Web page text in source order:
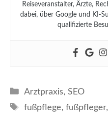
Reiseveranstalter, Ärzte,
dabei, über Google und KI-
qualifizierte
Kategorien
Arztpraxis, SEO
Schlagwörter
fußpflege, fußpfleger,